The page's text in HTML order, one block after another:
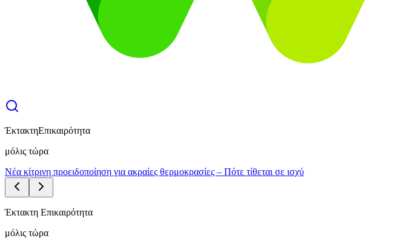
ΈκτακτηΕπικαιρότητα
μόλις τώρα
Νέα κίτρινη προειδοποίηση για ακραίες θερμοκρασίες – Πότε τίθεται σε ισχύ
Έκτακτη Επικαιρότητα
μόλις τώρα